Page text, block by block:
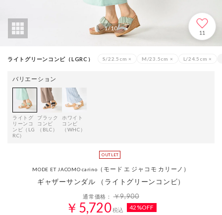
1/10
11
ライトグリーンコンビ（LGRC） S/22.5cm × M/23.5cm × L/24.5cm ×
バリエーション
ライトグ
リーンコ
ンビ（LG
RC）
ブラック
コンビ
（BLC）
ホワイト
コンビ
（WHC）
MODE ET JACOMO carino （モード エ ジャコモ カリーノ）
ギャザーサンダル （ライトグリーンコンビ）
通常価格：￥9,900
￥5,720税込 42%OFF